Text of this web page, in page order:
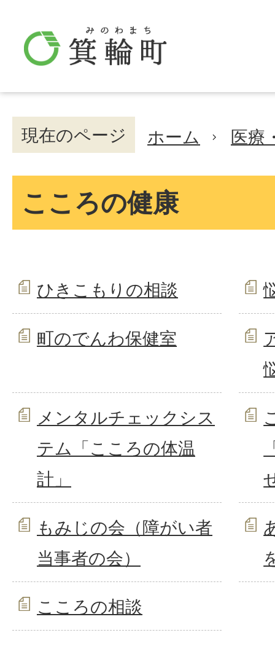
現在のページ ホーム 医療
こころの健康
ひきこもりの相談
町のでんわ保健室
メンタルチェックシス
テム「こころの体温
計」
もみじの会（障がい者
当事者の会）
こころの相談